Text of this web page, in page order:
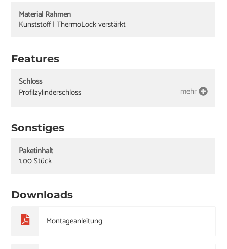
Material Rahmen
Kunststoff | ThermoLock verstärkt
Features
Schloss
Profilzylinderschloss
mehr
Sonstiges
Paketinhalt
1,00 Stück
Downloads
Montageanleitung